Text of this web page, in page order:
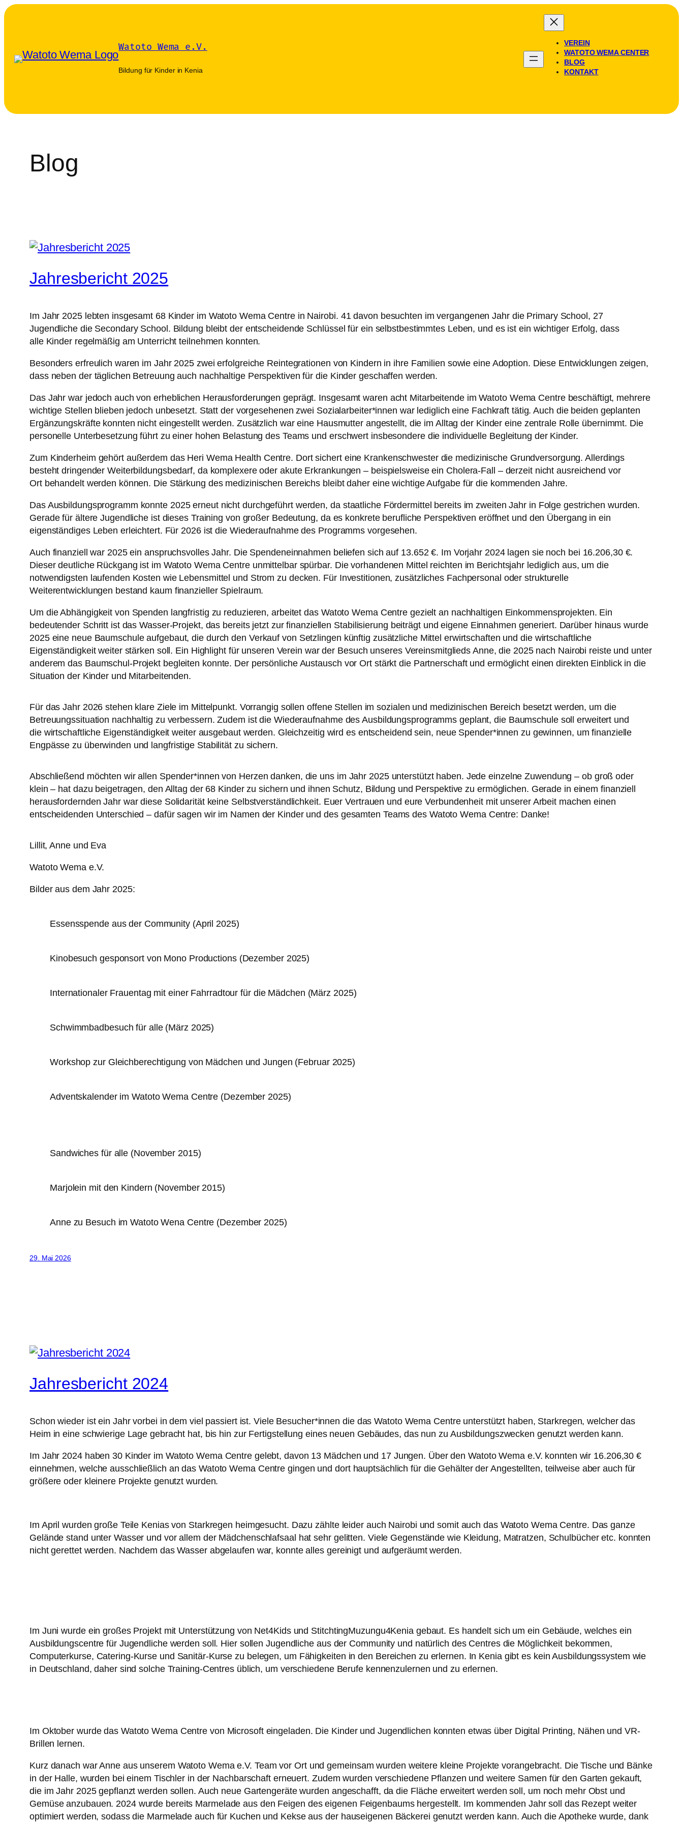
Zum
Watoto Wema e.V.
Bildung für Kinder in Kenia
VEREIN
WATOTO WEMA CENTER
BLOG
KONTAKT
Blog
Jahresbericht 2025
Im Jahr 2025 lebten insgesamt 68 Kinder im Watoto Wema Centre in Nairobi. 41 davon besuchten im vergangenen Jahr die Primary School, 27
Jugendliche die Secondary School. Bildung bleibt der entscheidende Schlüssel für ein selbstbestimmtes Leben, und es ist ein wichtiger Erfolg, dass
alle Kinder regelmäßig am Unterricht teilnehmen konnten.
Besonders erfreulich waren im Jahr 2025 zwei erfolgreiche Reintegrationen von Kindern in ihre Familien sowie eine Adoption. Diese Entwicklungen zeigen,
dass neben der täglichen Betreuung auch nachhaltige Perspektiven für die Kinder geschaffen werden.
Das Jahr war jedoch auch von erheblichen Herausforderungen geprägt. Insgesamt waren acht Mitarbeitende im Watoto Wema Centre beschäftigt, mehrere
wichtige Stellen blieben jedoch unbesetzt. Statt der vorgesehenen zwei Sozialarbeiter*innen war lediglich eine Fachkraft tätig. Auch die beiden geplanten
Ergänzungskräfte konnten nicht eingestellt werden. Zusätzlich war eine Hausmutter angestellt, die im Alltag der Kinder eine zentrale Rolle übernimmt. Die
personelle Unterbesetzung führt zu einer hohen Belastung des Teams und erschwert insbesondere die individuelle Begleitung der Kinder.
Zum Kinderheim gehört außerdem das Heri Wema Health Centre. Dort sichert eine Krankenschwester die medizinische Grundversorgung. Allerdings
besteht dringender Weiterbildungsbedarf, da komplexere oder akute Erkrankungen – beispielsweise ein Cholera-Fall – derzeit nicht ausreichend vor
Ort behandelt werden können. Die Stärkung des medizinischen Bereichs bleibt daher eine wichtige Aufgabe für die kommenden Jahre.
Das Ausbildungsprogramm konnte 2025 erneut nicht durchgeführt werden, da staatliche Fördermittel bereits im zweiten Jahr in Folge gestrichen wurden.
Gerade für ältere Jugendliche ist dieses Training von großer Bedeutung, da es konkrete berufliche Perspektiven eröffnet und den Übergang in ein
eigenständiges Leben erleichtert. Für 2026 ist die Wiederaufnahme des Programms vorgesehen.
Auch finanziell war 2025 ein anspruchsvolles Jahr. Die Spendeneinnahmen beliefen sich auf 13.652 €. Im Vorjahr 2024 lagen sie noch bei 16.206,30 €.
Dieser deutliche Rückgang ist im Watoto Wema Centre unmittelbar spürbar. Die vorhandenen Mittel reichten im Berichtsjahr lediglich aus, um die
notwendigsten laufenden Kosten wie Lebensmittel und Strom zu decken. Für Investitionen, zusätzliches Fachpersonal oder strukturelle
Weiterentwicklungen bestand kaum finanzieller Spielraum.
Um die Abhängigkeit von Spenden langfristig zu reduzieren, arbeitet das Watoto Wema Centre gezielt an nachhaltigen Einkommensprojekten. Ein
bedeutender Schritt ist das Wasser-Projekt, das bereits jetzt zur finanziellen Stabilisierung beiträgt und eigene Einnahmen generiert. Darüber hinaus wurde
2025 eine neue Baumschule aufgebaut, die durch den Verkauf von Setzlingen künftig zusätzliche Mittel erwirtschaften und die wirtschaftliche
Eigenständigkeit weiter stärken soll. Ein Highlight für unseren Verein war der Besuch unseres Vereinsmitglieds Anne, die 2025 nach Nairobi reiste und unter
anderem das Baumschul-Projekt begleiten konnte. Der persönliche Austausch vor Ort stärkt die Partnerschaft und ermöglicht einen direkten Einblick in die
Situation der Kinder und Mitarbeitenden.
Für das Jahr 2026 stehen klare Ziele im Mittelpunkt. Vorrangig sollen offene Stellen im sozialen und medizinischen Bereich besetzt werden, um die
Betreuungssituation nachhaltig zu verbessern. Zudem ist die Wiederaufnahme des Ausbildungsprogramms geplant, die Baumschule soll erweitert und
die wirtschaftliche Eigenständigkeit weiter ausgebaut werden. Gleichzeitig wird es entscheidend sein, neue Spender*innen zu gewinnen, um finanzielle
Engpässe zu überwinden und langfristige Stabilität zu sichern.
Abschließend möchten wir allen Spender*innen von Herzen danken, die uns im Jahr 2025 unterstützt haben. Jede einzelne Zuwendung – ob groß oder
klein – hat dazu beigetragen, den Alltag der 68 Kinder zu sichern und ihnen Schutz, Bildung und Perspektive zu ermöglichen. Gerade in einem finanziell
herausfordernden Jahr war diese Solidarität keine Selbstverständlichkeit. Euer Vertrauen und eure Verbundenheit mit unserer Arbeit machen einen
entscheidenden Unterschied – dafür sagen wir im Namen der Kinder und des gesamten Teams des Watoto Wema Centre: Danke!
Lillit, Anne und Eva
Watoto Wema e.V.
Bilder aus dem Jahr 2025:
Essensspende aus der Community (April 2025)
Kinobesuch gesponsort von Mono Productions (Dezember 2025)
Internationaler Frauentag mit einer Fahrradtour für die Mädchen (März 2025)
Schwimmbadbesuch für alle (März 2025)
Workshop zur Gleichberechtigung von Mädchen und Jungen (Februar 2025)
Adventskalender im Watoto Wema Centre (Dezember 2025)
Sandwiches für alle (November 2015)
Marjolein mit den Kindern (November 2015)
Anne zu Besuch im Watoto Wena Centre (Dezember 2025)
29. Mai 2026
Jahresbericht 2024
Schon wieder ist ein Jahr vorbei in dem viel passiert ist. Viele Besucher*innen die das Watoto Wema Centre unterstützt haben, Starkregen, welcher das
Heim in eine schwierige Lage gebracht hat, bis hin zur Fertigstellung eines neuen Gebäudes, das nun zu Ausbildungszwecken genutzt werden kann.
Im Jahr 2024 haben 30 Kinder im Watoto Wema Centre gelebt, davon 13 Mädchen und 17 Jungen. Über den Watoto Wema e.V. konnten wir 16.206,30 €
einnehmen, welche ausschließlich an das Watoto Wema Centre gingen und dort hauptsächlich für die Gehälter der Angestellten, teilweise aber auch für
größere oder kleinere Projekte genutzt wurden.
Im April wurden große Teile Kenias von Starkregen heimgesucht. Dazu zählte leider auch Nairobi und somit auch das Watoto Wema Centre. Das ganze
Gelände stand unter Wasser und vor allem der Mädchenschlafsaal hat sehr gelitten. Viele Gegenstände wie Kleidung, Matratzen, Schulbücher etc. konnten
nicht gerettet werden. Nachdem das Wasser abgelaufen war, konnte alles gereinigt und aufgeräumt werden.
Im Juni wurde ein großes Projekt mit Unterstützung von Net4Kids und StitchtingMuzungu4Kenia gebaut. Es handelt sich um ein Gebäude, welches ein
Ausbildungscentre für Jugendliche werden soll. Hier sollen Jugendliche aus der Community und natürlich des Centres die Möglichkeit bekommen,
Computerkurse, Catering-Kurse und Sanitär-Kurse zu belegen, um Fähigkeiten in den Bereichen zu erlernen. In Kenia gibt es kein Ausbildungssystem wie
in Deutschland, daher sind solche Training-Centres üblich, um verschiedene Berufe kennenzulernen und zu erlernen.
Im Oktober wurde das Watoto Wema Centre von Microsoft eingeladen. Die Kinder und Jugendlichen konnten etwas über Digital Printing, Nähen und VR-
Brillen lernen.
Kurz danach war Anne aus unserem Watoto Wema e.V. Team vor Ort und gemeinsam wurden weitere kleine Projekte vorangebracht. Die Tische und Bänke
in der Halle, wurden bei einem Tischler in der Nachbarschaft erneuert. Zudem wurden verschiedene Pflanzen und weitere Samen für den Garten gekauft,
die im Jahr 2025 gepflanzt werden sollen. Auch neue Gartengeräte wurden angeschafft, da die Fläche erweitert werden soll, um noch mehr Obst und
Gemüse anzubauen. 2024 wurde bereits Marmelade aus den Feigen des eigenen Feigenbaums hergestellt. Im kommenden Jahr soll das Rezept weiter
optimiert werden, sodass die Marmelade auch für Kuchen und Kekse aus der hauseigenen Bäckerei genutzt werden kann. Auch die Apotheke wurde, dank